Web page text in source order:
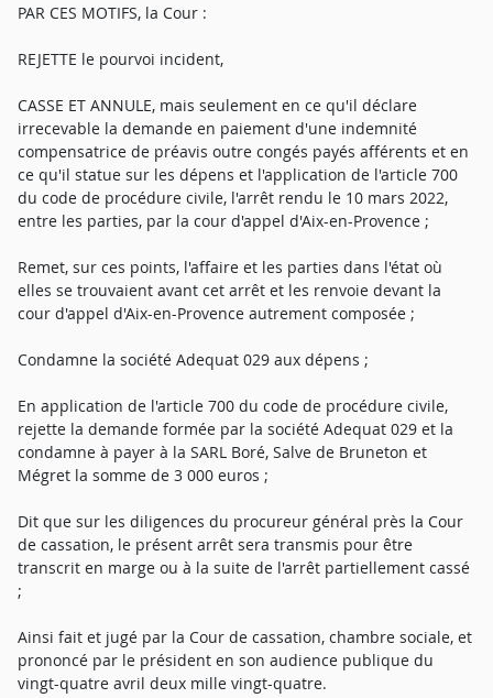
PAR CES MOTIFS, la Cour :
REJETTE le pourvoi incident,
CASSE ET ANNULE, mais seulement en ce qu'il déclare
irrecevable la demande en paiement d'une indemnité
compensatrice de préavis outre congés payés afférents et en
ce qu'il statue sur les dépens et l'application de l'article 700
du code de procédure civile, l'arrêt rendu le 10 mars 2022,
entre les parties, par la cour d'appel d'Aix-en-Provence ;
Remet, sur ces points, l'affaire et les parties dans l'état où
elles se trouvaient avant cet arrêt et les renvoie devant la
cour d'appel d'Aix-en-Provence autrement composée ;
Condamne la société Adequat 029 aux dépens ;
En application de l'article 700 du code de procédure civile,
rejette la demande formée par la société Adequat 029 et la
condamne à payer à la SARL Boré, Salve de Bruneton et
Mégret la somme de 3 000 euros ;
Dit que sur les diligences du procureur général près la Cour
de cassation, le présent arrêt sera transmis pour être
transcrit en marge ou à la suite de l'arrêt partiellement cassé
;
Ainsi fait et jugé par la Cour de cassation, chambre sociale, et
prononcé par le président en son audience publique du
vingt-quatre avril deux mille vingt-quatre.